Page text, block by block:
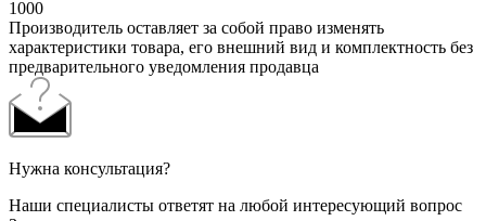
1000
Производитель оставляет за собой право изменять
характеристики товара, его внешний вид и комплектность без
предварительного уведомления продавца
Нужна консультация?
Наши специалисты ответят на любой интересующий вопрос